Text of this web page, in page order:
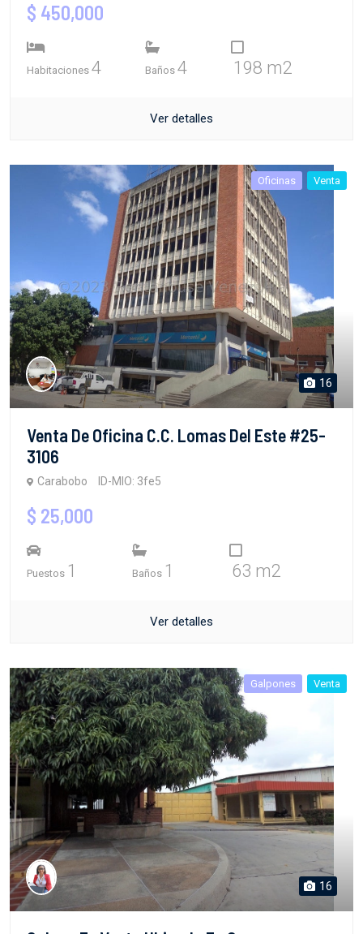
$ 450,000
Habitaciones 4 Baños 4 198 m2
Ver detalles
Oficinas Venta
16
Venta De Oficina C.C. Lomas Del Este #25-
3106
Carabobo ID-MIO: 3fe5
$ 25,000
Puestos 1 Baños 1 63 m2
Ver detalles
Galpones Venta
16